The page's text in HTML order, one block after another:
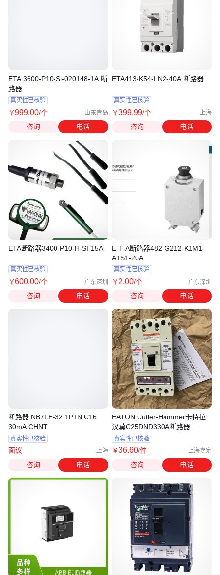
ETA 3600-P10-Si-020148-1A 断
路器
真实性已核验
￥999.00/个 山东青岛
咨询 电话
ETA断路器3400-P10-H-SI-15A
真实性已核验
￥600.00/个 广东深圳
咨询 电话
断路器 NB7LE-32 1P+N C16
30mA CHNT
真实性已核验
面议 上海
咨询 电话
ETA413-K54-LN2-40A 断路器
真实性已核验
￥399.99/个 上海
咨询 电话
E-T-A断路器482-G212-K1M1-
A1S1-20A
真实性已核验
￥2.00/个 广东深圳
咨询 电话
EATON Cutler-Hammer卡特拉
汉莫C25DND330A断路器
真实性已核验
￥36.60/件 上海嘉定
咨询 电话